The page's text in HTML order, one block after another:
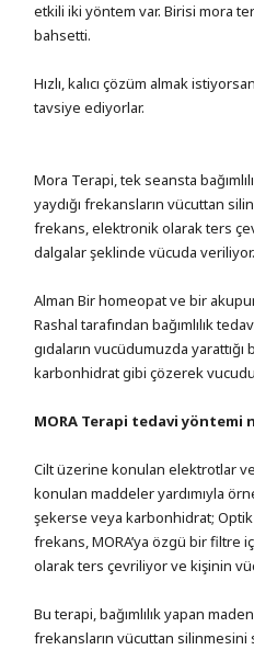
etkili iki yöntem var. Birisi mora
bahsetti.
Hızlı, kalıcı çözüm almak
tavsiye ediyorlar.
Mora Terapi, tek seansta
yaydığı frekansların vücuttan
frekans, elektronik olarak ters
dalgalar şeklinde vücuda veriliyor.
Alman Bir homeopat ve bir
Rashal tarafından bağımlılık
gıdaların vucüdumuzda yarattığı
karbonhidrat gibi çözerek
MORA Terapi tedavi yöntemi
Cilt üzerine konulan elektrotlar
konulan maddeler yardımıyla
şekerse veya karbonhidrat;
frekans, MORA’ya özgü bir filtre
olarak ters çevriliyor ve kişinin
Bu terapi, bağımlılık yapan
frekansların vücuttan silinmesini